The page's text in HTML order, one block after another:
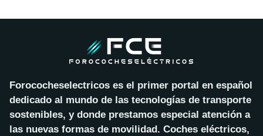
Forococheselectricos es el primer portal en español
dedicado al mundo de las tecnologías de transporte
sostenibles, y donde prestamos especial atención a
las nuevas formas de movilidad. Coches eléctricos,